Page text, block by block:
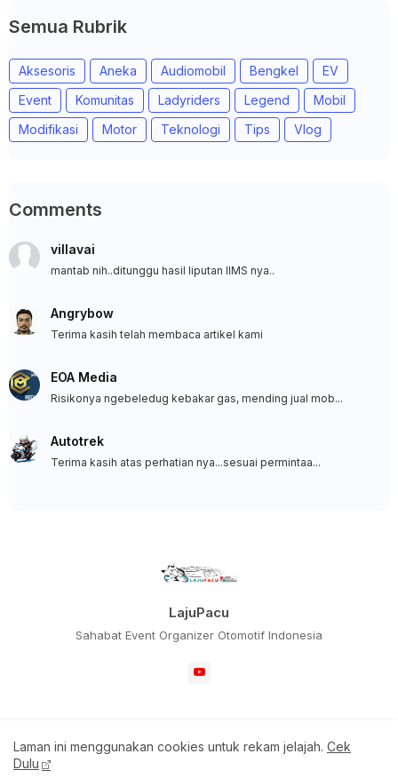
Semua Rubrik
Aksesoris Aneka Audiomobil Bengkel
EV
Event
Komunitas Ladyriders Legend
Mobil
Modifikasi
Motor Teknologi Tips Vlog
Comments
villavai
mantab nih..ditunggu hasil liputan IIMS nya..
Angrybow
Terima kasih telah membaca artikel kami
EOA Media
Risikonya ngebeledug kebakar gas, mending jual mob...
Autotrek
Terima kasih atas perhatian nya...sesuai permintaa...
LajuPacu
Sahabat Event Organizer Otomotif Indonesia
Home Redaksi
Laman ini menggunakan cookies untuk rekam jelajah. Cek
Dulu